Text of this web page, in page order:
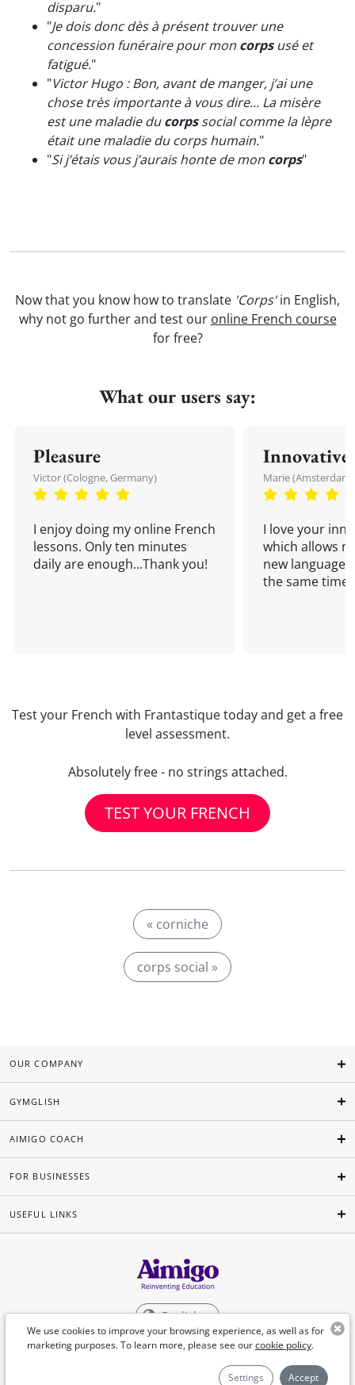
disparu."
"Je dois donc dès à présent trouver une
concession funéraire pour mon corpsusé et
fatigué."
"Victor Hugo : Bon, avant de manger, j’ai une
chose très importante à vous dire... La misère
est une maladie ducorpssocial comme la lèpre
était une maladie du corps humain."
"Si j’étais vous j’aurais honte de mon corps"
Now that you know how to translate 'Corps'in English,
why not go further and test our online French course
for free?
What our users say:
Pleasure
Victor (Cologne, Germany)
I enjoy doing my online French
lessons. Only ten minutes
daily are enough...Thank you!
Innovative
Marie
I love your
which allows
new language
the same time!
Test your French with Frantastique today and get a free
level assessment.
Absolutely free - no strings attached.
TEST YOUR FRENCH
« corniche
corps social »
We use cookies to improve your browsing experience, as well as for
marketing purposes. To learn more, please see ourcookie policy.
Settings Accept
OUR COMPANY
GYMGLISH
AIMIGO COACH
FOR BUSINESSES
USEFUL LINKS
English
©Aimigo 2026